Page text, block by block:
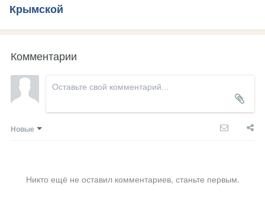
Крымской
Комментарии
Новые
Никто ещё не оставил комментариев, станьте первым.